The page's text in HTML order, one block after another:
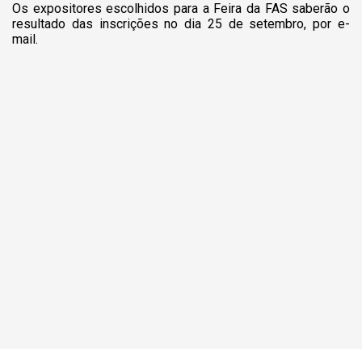
Os expositores escolhidos para a Feira da FAS saberão o
resultado das inscrições no dia 25 de setembro, por e-
mail.